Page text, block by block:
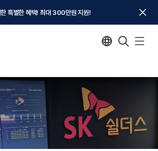
특별한 혜택! 최대 300만원 지원!